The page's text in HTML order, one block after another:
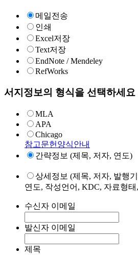
메일전송
인쇄
Excel저장
Text저장
EndNote / Mendeley
RefWorks
서지정보의 형식을 선택하세요
MLA
APA
Chicago
참고문헌양식안내
간략정보 (제목, 저자, 연도)
상세정보 (제목, 저자, 발행
연도, 작성언어, KDC, 자료형
수신자 이메일
발신자 이메일
제목